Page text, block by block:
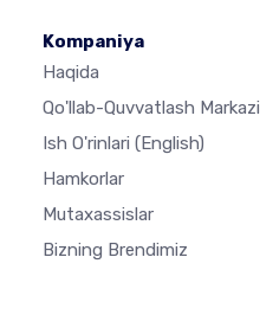
Kompaniya
Haqida
Qo'llab-Quvvatlash Markazi
Ish O'rinlari (English)
Hamkorlar
Mutaxassislar
Bizning Brendimiz